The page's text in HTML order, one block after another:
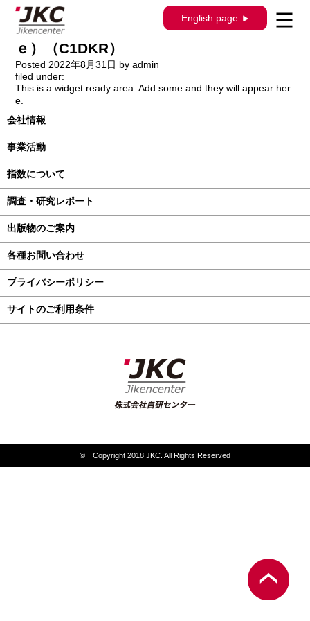
English page
構造調査シリーズ / J-889 / フォルクスワ
ーゲンＴ－Ｃｒｏｓｓ（ＴＳＩ Ｓｔｙｌ
ｅ）（C1DKR）
Posted 2022年8月31日 by admin
filed under:
This is a widget ready area. Add some and they will appear her
e.
会社情報
事業活動
指数について
調査・研究レポート
出版物のご案内
各種お問い合わせ
プライバシーポリシー
サイトのご利用条件
© Copyright 2018 JKC. All Rights Reserved